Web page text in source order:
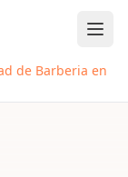
de Barberia en